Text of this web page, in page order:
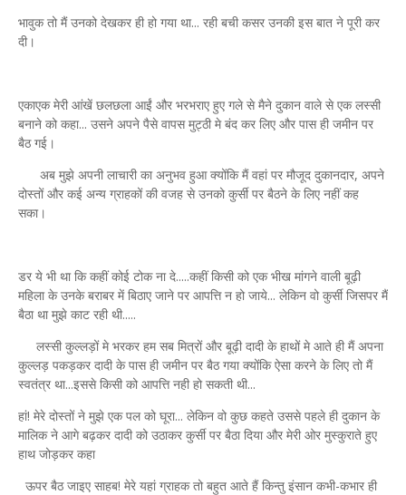
भावुक तो मैं उनको देखकर ही हो गया था... रही बची कसर उनकी इस बात ने पूरी कर
दी।
एकाएक मेरी आंखें छलछला आईं और भरभराए हुए गले से मैने दुकान वाले से एक लस्सी
बनाने को कहा... उसने अपने पैसे वापस मुट्ठी मे बंद कर लिए और पास ही जमीन पर
बैठ गई।
अब मुझे अपनी लाचारी का अनुभव हुआ क्योंकि मैं वहां पर मौजूद दुकानदार, अपने
दोस्तों और कई अन्य ग्राहकों की वजह से उनको कुर्सी पर बैठने के लिए नहीं कह
सका।
डर ये भी था कि कहीं कोई टोक ना दे.....कहीं किसी को एक भीख मांगने वाली बूढ़ी
महिला के उनके बराबर में बिठाए जाने पर आपत्ति न हो जाये... लेकिन वो कुर्सी जिसपर मैं
बैठा था मुझे काट रही थी.....
लस्सी कुल्लड़ों मे भरकर हम सब मित्रों और बूढ़ी दादी के हाथों मे आते ही मैं अपना
कुल्लड़ पकड़कर दादी के पास ही जमीन पर बैठ गया क्योंकि ऐसा करने के लिए तो मैं
स्वतंत्र था...इससे किसी को आपत्ति नही हो सकती थी...
हां! मेरे दोस्तों ने मुझे एक पल को घूरा... लेकिन वो कुछ कहते उससे पहले ही दुकान के
मालिक ने आगे बढ़कर दादी को उठाकर कुर्सी पर बैठा दिया और मेरी ओर मुस्कुराते हुए
हाथ जोड़कर कहा
ऊपर बैठ जाइए साहब! मेरे यहां ग्राहक तो बहुत आते हैं किन्तु इंसान कभी-कभार ही